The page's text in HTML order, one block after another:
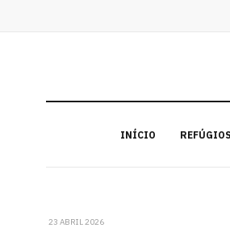
INÍCIO REFÚGIOS
23 ABRIL 2026